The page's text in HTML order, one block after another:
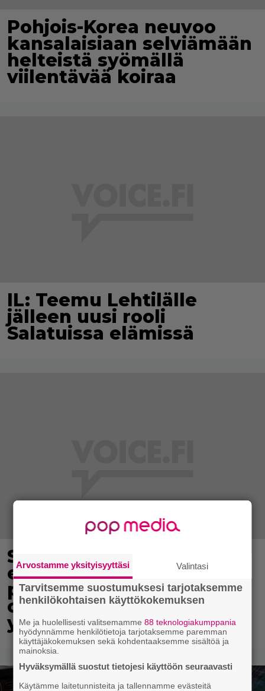
Pohjois-Korea neuvoo
kansalaisiaan selviämään
helteistä syömällä
viilentävää koiraa
IL: Teemu Lehtilälle
jälleen uusi rooli
Salatuissa elämissä
Sonja Aiello hullaantui
elämään pienellä
paikkakunnalla – ”Voi
ottaa vaikka ilman
yläosaa aurinkoa”
Arvostamme yksityisyyttäsi Valintasi
Tarvitsemme suostumuksesi tarjotaksemme
henkilökohtaisen käyttökokemuksen
Me ja huolellisesti valitsemamme88 teknologiakumppania
hyödynnämme henkilötietoja tarjotaksemme paremman
käyttäjäkokemuksen sekä kohdentaaksemme sisältöä ja
mainoksia.
Hyväksymällä suostut tietojesi käyttöön seuraavasti
Käytämme laitetunnisteita ja tallennamme evästeitä